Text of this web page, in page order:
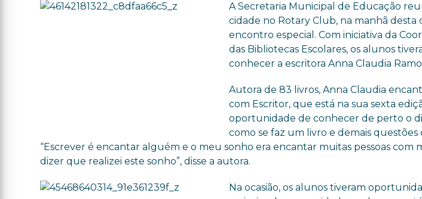
A Secretaria Municipal de Educação
cidade no Rotary Club, na manhã desta
encontro especial. Com iniciativa da
das Bibliotecas Escolares, os alunos
conhecer a escritora Anna Claudia
Autora de 83 livros, Anna Claudia
com Escritor, que está na sua sexta
oportunidade de conhecer de perto o
como se faz um livro e demais
“Escrever é encantar alguém e o meu sonho era encantar muitas pessoas com
dizer que realizei este sonho”, disse a autora.
Na ocasião, os alunos tiveram